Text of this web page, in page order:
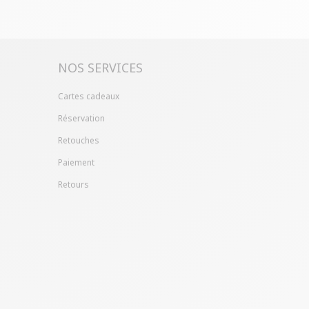
NOS SERVICES
Cartes cadeaux
Réservation
Retouches
Paiement
Retours